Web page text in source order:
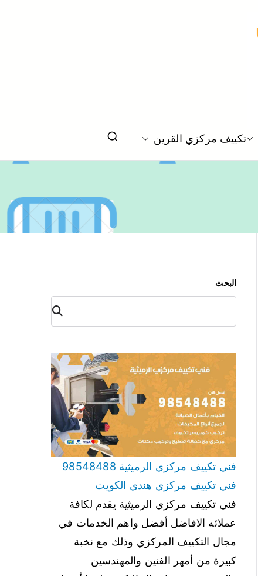
تكييف مركزي القرين
البحث
البح
ث
فني تكييف مركزي الرميثية 98548488
فني تكييف مركزي هندي الكويت
فني تكييف مركزي الرميثية يقدم لكافة
عملائه الافاضل أفضل واهم الخدمات في
مجال التكييف المركزي وذلك مع نخبة
كبيرة من أمهر الفنين والمهندسين